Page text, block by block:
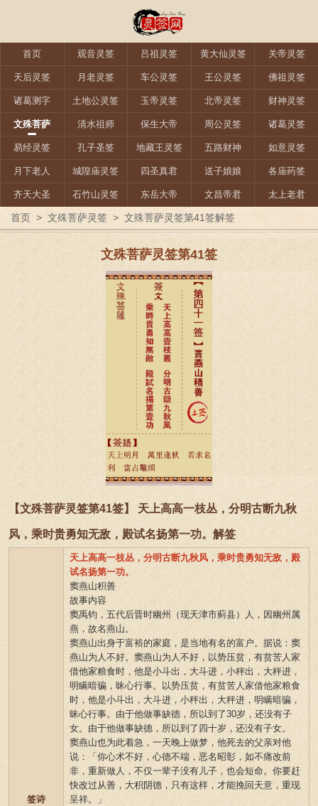
首页 观音灵签 吕祖灵签 黄大仙灵签 关帝灵签
天后灵签 月老灵签 车公灵签 王公灵签 佛祖灵签
诸葛测字 土地公灵签 玉帝灵签 北帝灵签 财神灵签
文殊菩萨 清水祖师 保生大帝 周公灵签 诸葛灵签
易经灵签 孔子圣签 地藏王灵签 五路财神 如意灵签
月下老人 城隍庙灵签 四圣真君 送子娘娘 各庙药签
齐天大圣 石竹山灵签 东岳大帝 文昌帝君 太上老君
首页 > 文殊菩萨灵签 > 文殊菩萨灵签第41签解签
文殊菩萨灵签第41签
【文殊菩萨灵签第41签】 天上高高一枝丛，分明古断九秋
风，乘时贵勇知无敌，殿试名扬第一功。解签
签诗
天上高高一枝丛，分明古断九秋风，乘时贵勇知无敌，殿
试名扬第一功。
窦燕山积善
故事内容
窦禹钧，五代后晋时幽州（现天津市蓟县）人，因幽州属
燕，故名燕山。
窦燕山出身于富裕的家庭，是当地有名的富户。据说：窦
燕山为人不好。窦燕山为人不好，以势压贫，有贫苦人家
借他家粮食时，他是小斗出，大斗进，小秤出，大秤进，
明瞒暗骗，昧心行事。以势压贫，有贫苦人家借他家粮食
时，他是小斗出，大斗进，小秤出，大秤进，明瞒暗骗，
昧心行事。由于他做事缺德，所以到了30岁，还没有子
女。由于他做事缺德，所以到了四十岁，还没有子女。
窦燕山也为此着急，一天晚上做梦，他死去的父亲对他
说：「你心术不好，心德不端，恶名昭彰，如不痛改前
非，重新做人，不仅一辈子没有儿子，也会短命。你要赶
快改过从善，大积阴德，只有这样，才能挽回天意，重现
呈祥。」